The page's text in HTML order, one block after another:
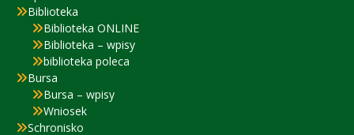
Biblioteka
Biblioteka ONLINE
Biblioteka – wpisy
biblioteka poleca
Bursa
Bursa – wpisy
Wniosek
Schronisko